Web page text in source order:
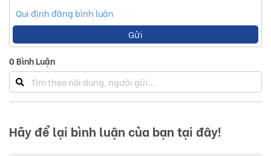
Qui định đăng bình luận
Gửi
0Bình Luận
Hãy để lại bình luận của bạn tại đây!